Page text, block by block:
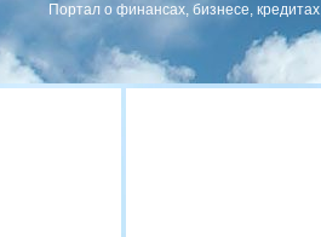
Портал о финансах, бизнесе,